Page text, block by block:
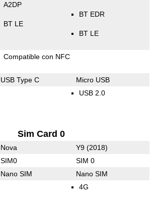
A2DP
BT LE
BT EDR
BT LE
Compatible con NFC
USB Type C Micro USB
USB 2.0
Sim Card 0
Nova Y9 (2018)
SIM0 SIM 0
Nano SIM Nano SIM
4G